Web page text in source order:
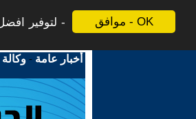
موافق - OK
لتوفير
أخبار عامة -وكالة